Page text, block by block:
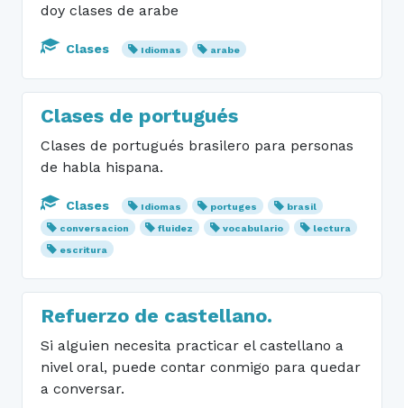
doy clases de arabe
Clases Idiomas arabe
Clases de portugués
Clases de portugués brasilero para personas
de habla hispana.
Clases Idiomas portuges
brasil
conversacion
fluidez vocabulario
lectura
escritura
Refuerzo de castellano.
Si alguien necesita practicar el castellano a
nivel oral, puede contar conmigo para quedar
a conversar.